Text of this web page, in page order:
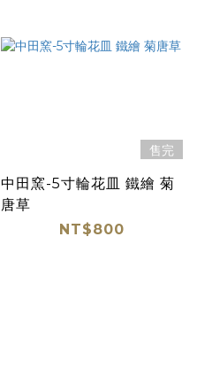
售完
中田窯-5寸輪花皿 鐵繪 菊
唐草
NT$800